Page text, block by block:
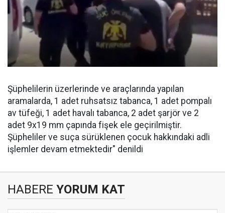
Şüphelilerin üzerlerinde ve araçlarında yapılan
aramalarda, 1 adet ruhsatsız tabanca, 1 adet pompalı
av tüfeği, 1 adet havalı tabanca, 2 adet şarjör ve 2
adet 9x19 mm çapında fişek ele geçirilmiştir.
Şüpheliler ve suça sürüklenen çocuk hakkındaki adli
işlemler devam etmektedir" denildi
HABERE YORUM KAT